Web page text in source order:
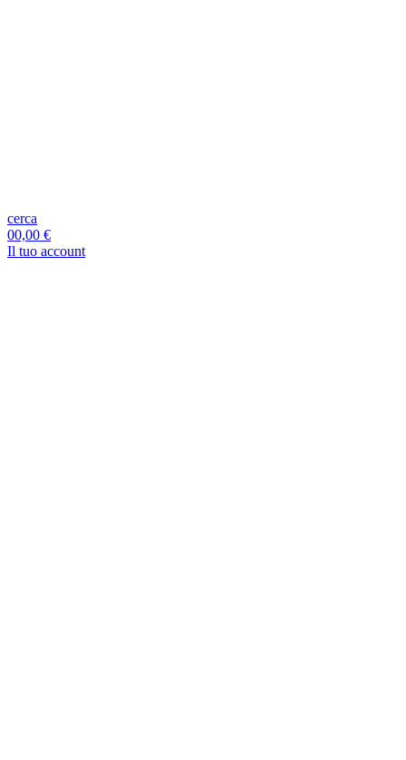
cerca
00,00 €
Il tuo account